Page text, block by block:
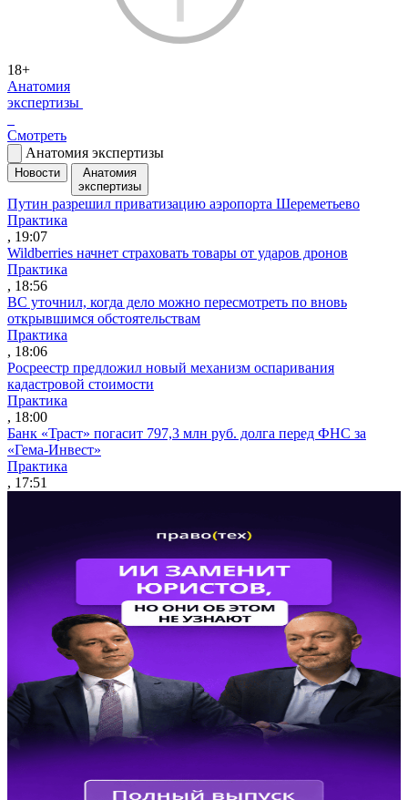
18+
Анатомия
экспертизы
Смотреть
Анатомия экспертизы
Новости
Анатомия
экспертизы
Путин разрешил приватизацию аэропорта Шереметьево
Практика
, 19:07
Wildberries начнет страховать товары от ударов дронов
Практика
, 18:56
ВС уточнил, когда дело можно пересмотреть по вновь
открывшимся обстоятельствам
Практика
, 18:06
Росреестр предложил новый механизм оспаривания
кадастровой стоимости
Практика
, 18:00
Банк «Траст» погасит 797,3 млн руб. долга перед ФНС за
«Гема-Инвест»
Практика
, 17:51